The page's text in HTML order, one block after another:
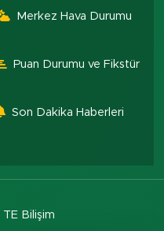
Merkez Hava Durumu
Puan Durumu ve Fikstür
Son Dakika Haberleri
TE Bilişim